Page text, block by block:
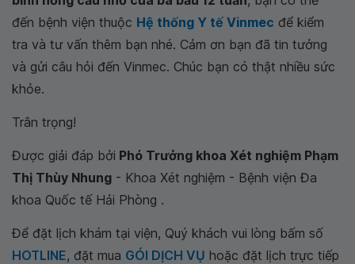
đến bệnh viện thuộc Hệ thống Y tế Vinmec để kiểm
tra và tư vấn thêm bạn nhé. Cảm ơn bạn đã tin tưởng
và gửi câu hỏi đến Vinmec. Chúc bạn có thật nhiều sức
khỏe.
Trân trọng!
Được giải đáp bởi Phó Trưởng khoa Xét nghiệm Phạm
Thị Thùy Nhung - Khoa Xét nghiệm - Bệnh viện Đa
khoa Quốc tế Hải Phòng .
Để đặt lịch khám tại viện, Quý khách vui lòng bấm số
HOTLINE, đặt mua GÓI DỊCH VỤ hoặc đặt lịch trực tiếp